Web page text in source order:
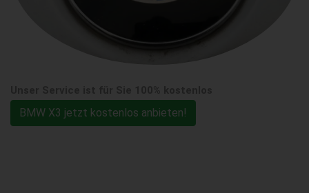
BMW X3 jetzt kostenlos anbieten!